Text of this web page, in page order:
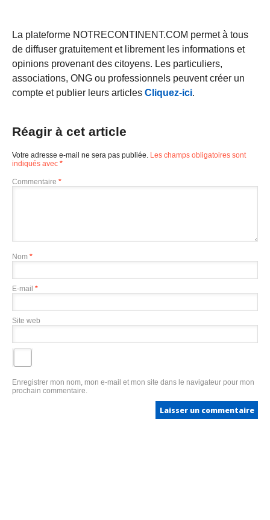
La plateforme NOTRECONTINENT.COM permet à tous
de diffuser gratuitement et librement les informations et
opinions provenant des citoyens. Les particuliers,
associations, ONG ou professionnels peuvent créer un
compte et publier leurs articles Cliquez-ici.
Réagir à cet article
Votre adresse e-mail ne sera pas publiée. Les champs obligatoires sont
indiqués avec *
Commentaire *
Nom *
E-mail *
Site web
Enregistrer mon nom, mon e-mail et mon site dans le navigateur pour mon
prochain commentaire.